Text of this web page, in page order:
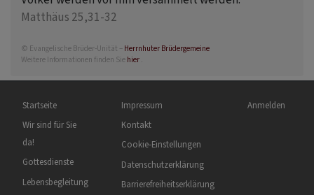
Matthäus 25,31-32
© Evangelische Brüder-Unität – Herrnhuter Brüdergemeine
Weitere Informationen finden Sie hier .
Hauptnavigation
Startseite
Wir sind für Sie
da!
Gottesdienste
Lebensbegleitung
Fußbereichsmenü
Impressum
Kontakt
Cookie-Einstellungen
Datenschutzerklärung
Barrierefreiheitserklärung
Benutzermenü
Anmelden